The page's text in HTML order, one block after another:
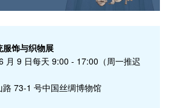
饰与织物展
月 9 日每天 9:00 - 17:00（周一推迟
路 73-1 号中国丝绸博物馆